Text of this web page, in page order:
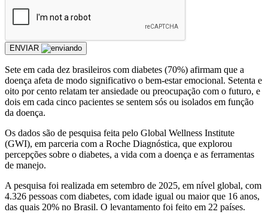
ENVIAR
Sete em cada dez brasileiros com diabetes (70%) afirmam que a
doença afeta de modo significativo o bem-estar emocional. Setenta e
oito por cento relatam ter ansiedade ou preocupação com o futuro, e
dois em cada cinco pacientes se sentem sós ou isolados em função
da doença.
Os dados são de pesquisa feita pelo Global Wellness Institute
(GWI), em parceria com a Roche Diagnóstica, que explorou
percepções sobre o diabetes, a vida com a doença e as ferramentas
de manejo.
A pesquisa foi realizada em setembro de 2025, em nível global, com
4.326 pessoas com diabetes, com idade igual ou maior que 16 anos,
das quais 20% no Brasil. O levantamento foi feito em 22 países.